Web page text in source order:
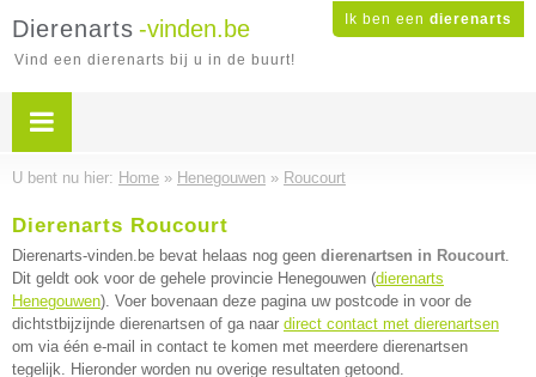
Ik ben een dierenarts
Dierenarts -vinden.be
Vind een dierenarts bij u in de buurt!
U bent nu hier: Home » Henegouwen » Roucourt
Dierenarts Roucourt
Dierenarts-vinden.be bevat helaas nog geen dierenartsen in Roucourt.
Dit geldt ook voor de gehele provincie Henegouwen (dierenarts
Henegouwen). Voer bovenaan deze pagina uw postcode in voor de
dichtstbijzijnde dierenartsen of ga naar direct contact met dierenartsen
om via één e-mail in contact te komen met meerdere dierenartsen
tegelijk. Hieronder worden nu overige resultaten getoond.